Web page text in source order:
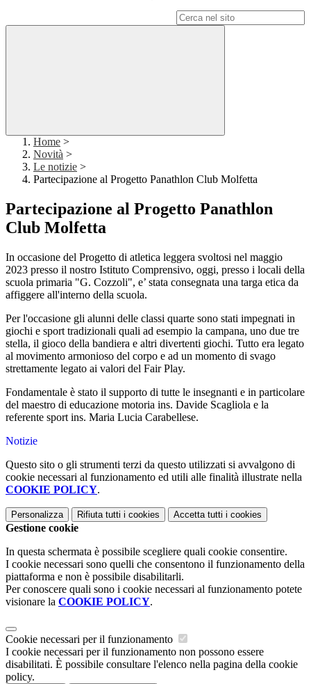
Home >
Novità >
Le notizie >
Partecipazione al Progetto Panathlon Club Molfetta
Partecipazione al Progetto Panathlon
Club Molfetta
In occasione del Progetto di atletica leggera svoltosi nel maggio
2023 presso il nostro Istituto Comprensivo, oggi, presso i locali della
scuola primaria "G. Cozzoli", e’ stata consegnata una targa etica da
affiggere all'interno della scuola.
Per l'occasione gli alunni delle classi quarte sono stati impegnati in
giochi e sport tradizionali quali ad esempio la campana, uno due tre
stella, il gioco della bandiera e altri divertenti giochi. Tutto era legato
al movimento armonioso del corpo e ad un momento di svago
strettamente legato ai valori del Fair Play.
Fondamentale è stato il supporto di tutte le insegnanti e in particolare
del maestro di educazione motoria ins. Davide Scagliola e la
referente sport ins. Maria Lucia Carabellese.
Notizie
Questo sito o gli strumenti terzi da questo utilizzati si avvalgono di
cookie necessari al funzionamento ed utili alle finalità illustrate nella
COOKIE POLICY.
Personalizza Rifiuta tutti i cookies Accetta tutti i cookies
Gestione cookie
In questa schermata è possibile scegliere quali cookie consentire.
I cookie necessari sono quelli che consentono il funzionamento della
piattaforma e non è possibile disabilitarli.
Per conoscere quali sono i cookie necessari al funzionamento potete
visionare la COOKIE POLICY.
Cookie necessari per il funzionamento
I cookie necessari per il funzionamento non possono essere
disabilitati. È possibile consultare l'elenco nella pagina della cookie
policy.